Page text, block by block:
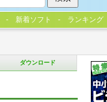
ダウンロード
新着ソフト ランキング